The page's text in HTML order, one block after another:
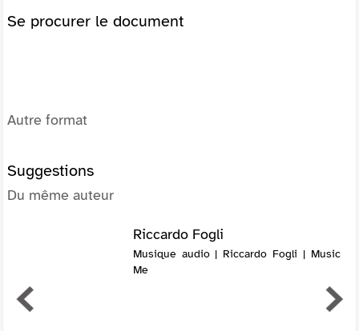
Se procurer le document
Autre format
Suggestions
Du même auteur
Riccardo Fogli
Musique audio | Riccardo Fogli | Music
Me